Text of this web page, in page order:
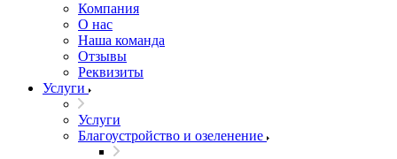
Компания
О нас
Наша команда
Отзывы
Реквизиты
Услуги
Услуги
Благоустройство и озеленение